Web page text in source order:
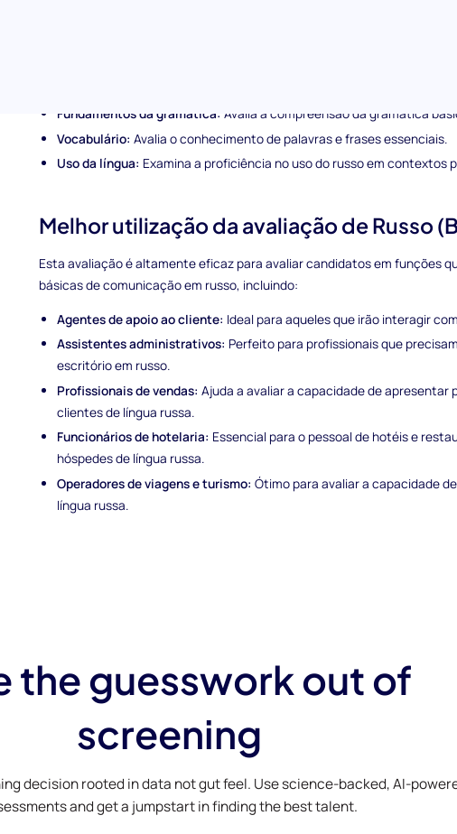
Fundamentos da gramática: Avalia a compreensão da gramática
Vocabulário: Avalia o conhecimento de palavras e frases essenciais.
Uso da língua: Examina a proficiência no uso do russo em contextos
Melhor utilização da avaliação de Russo
Esta avaliação é altamente eficaz para avaliar candidatos em funções
básicas de comunicação em russo, incluindo:
Agentes de apoio ao cliente: Ideal para aqueles que irão interagir
Assistentes administrativos: Perfeito para profissionais que
escritório em russo.
Profissionais de vendas: Ajuda a avaliar a capacidade de apresentar
clientes de língua russa.
Funcionários de hotelaria: Essencial para o pessoal de hotéis e
hóspedes de língua russa.
Operadores de viagens e turismo: Ótimo para avaliar a capacidade
língua russa.
the guesswork out of
screening
decision rooted in data not gut feel. Use science-backed, AI-
and get a jumpstart in finding the best talent.